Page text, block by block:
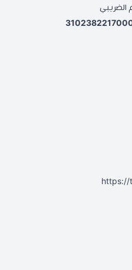
الضريبي
https://